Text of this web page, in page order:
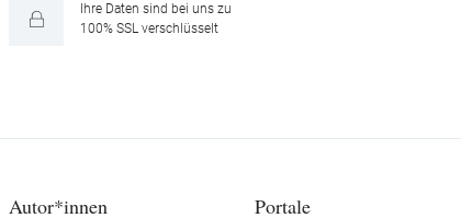
Ihre Daten sind bei uns zu
100% SSL verschlüsselt
Autor*innen Portale